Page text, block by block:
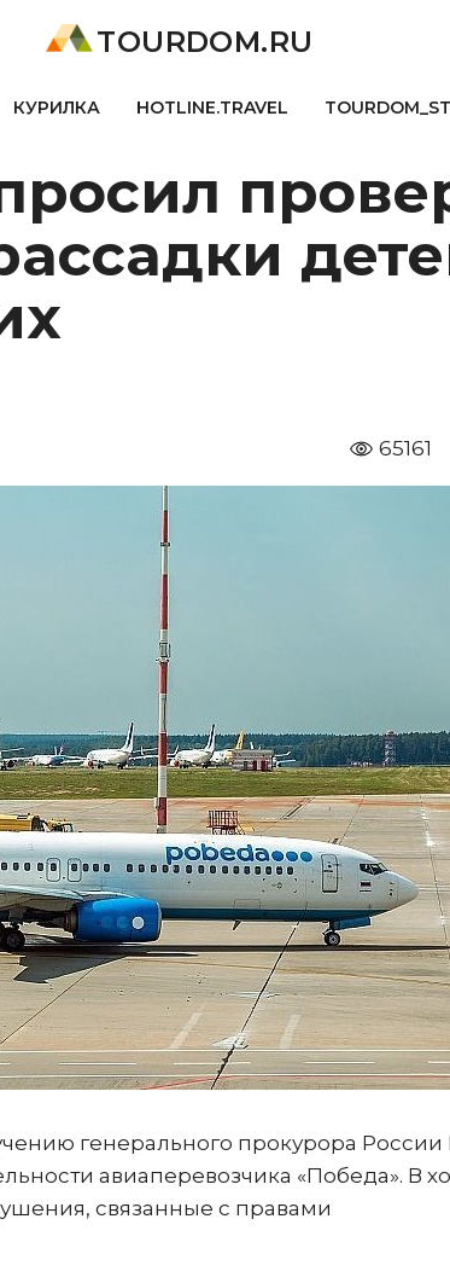
TOURDOM.RU
КУРИЛКА HOTLINE.TRAVEL
65161
генерального прокурора России
авиаперевозчика «Победа». В
связанные с правами